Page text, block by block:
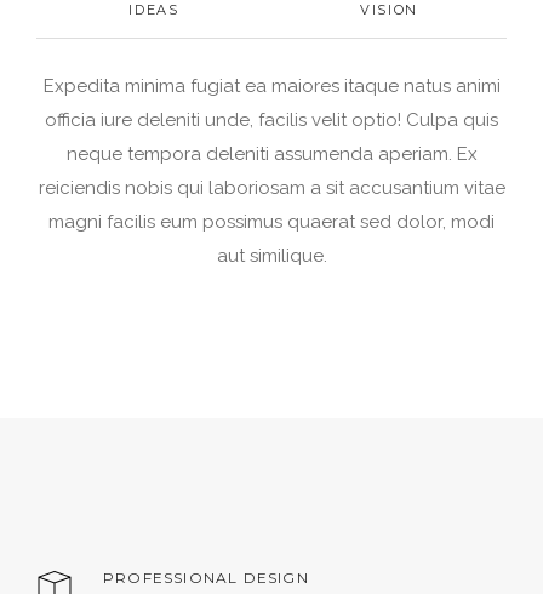
IDEAS VISION
Expedita minima fugiat ea maiores itaque natus animi
officia iure deleniti unde, facilis velit optio! Culpa quis
neque tempora deleniti assumenda aperiam. Ex
reiciendis nobis qui laboriosam a sit accusantium vitae
magni facilis eum possimus quaerat sed dolor, modi
aut similique.
PROFESSIONAL DESIGN